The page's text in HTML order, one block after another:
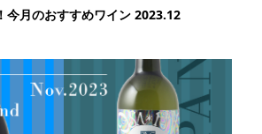
今月のおすすめワイン 2023.12